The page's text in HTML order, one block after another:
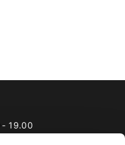
- 19.00